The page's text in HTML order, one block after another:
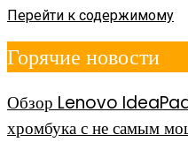
Перейти к содержимому
Горячие новости
Обзор Lenovo
хромбука с не самым